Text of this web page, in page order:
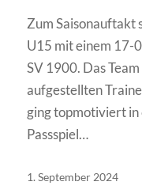
Zum Saisonauftakt
U15 mit einem 17-
SV 1900. Das
aufgestellten
ging topmotiviert in
Passspiel…
1. September 2024